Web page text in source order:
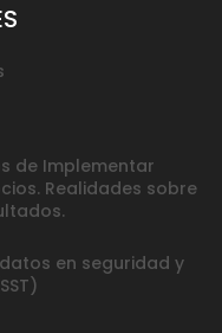
de Implementar
Realidades sobre
en seguridad y